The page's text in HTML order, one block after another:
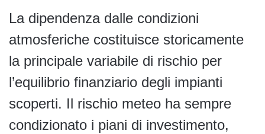
La dipendenza dalle condizioni
atmosferiche costituisce storicamente
la principale variabile di rischio per
l’equilibrio finanziario degli impianti
scoperti. Il rischio meteo ha sempre
condizionato i piani di investimento,